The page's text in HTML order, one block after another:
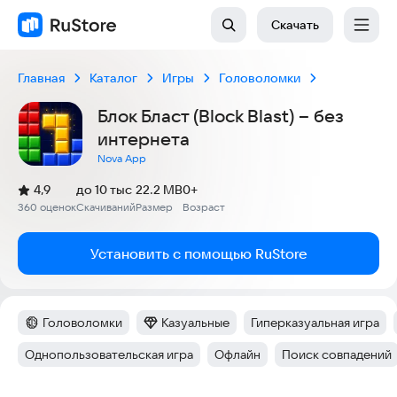
Скачать
Главная Каталог Игры Головоломки
Блок Бласт (Block Blast) – без
интернета
Nova App
Рейтинг:
4,9
(
360 оценок
)
Скачиваний
до 10 тыс
Размер
22.2 MB
Возраст
0+
Установить с помощью RuStore
Категория:
Головоломки Категория:
Казуальные Тег:
Гиперказуальная игра
Тег:
Однопользовательская игра Тег:
Офлайн Тег:
Поиск совпадений